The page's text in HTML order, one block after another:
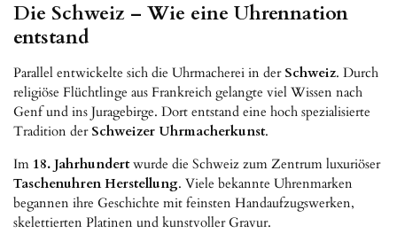
Die Schweiz – Wie eine Uhrennation
entstand
Parallel entwickelte sich die Uhrmacherei in der Schweiz. Durch
religiöse Flüchtlinge aus Frankreich gelangte viel Wissen nach
Genf und ins Juragebirge. Dort entstand eine hoch spezialisierte
Tradition der Schweizer Uhrmacherkunst.
Im 18. Jahrhundertwurde die Schweiz zum Zentrum luxuriöser
Taschenuhren Herstellung. Viele bekannte Uhrenmarken
begannen ihre Geschichte mit feinsten Handaufzugswerken,
skelettierten Platinen und kunstvoller Gravur.